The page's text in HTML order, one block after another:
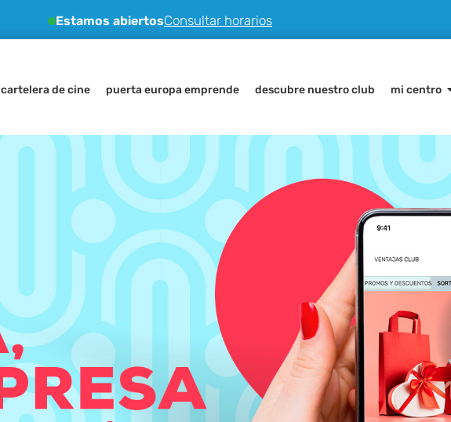
Estamos abiertosConsultar horarios
cartelera de cine puerta europa emprende descubre nuestro club mi centro